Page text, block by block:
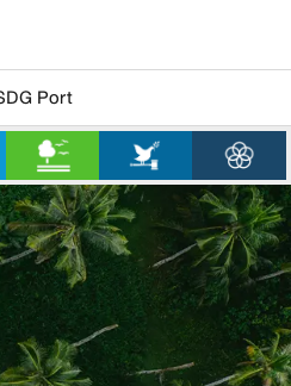
Port